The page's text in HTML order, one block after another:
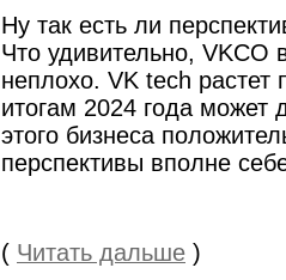
Ну так есть ли
Что удивительно, VKCO
неплохо. VK tech растет
итогам 2024 года может
этого бизнеса
перспективы вполне
( Читать дальше )